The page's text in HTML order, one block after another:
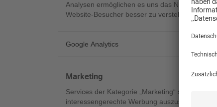
Analysen ermöglichen es uns das
Website-Besucher besser zu verstehen und
Google Analytics
Marketing
Services der Kategorie „Marketing“ setzen wir
interessengerechte Werbung auszuspielen.